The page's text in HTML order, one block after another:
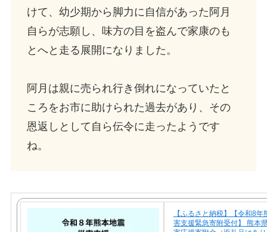
けて、幼少期から脚力に自信があった阿月
自らが志願し、味方の目を盗んで家康のも
とへと走る展開になりました。
阿月は親に売られ行き倒れになっていたと
ころをお市に助けられた過去があり、その
恩返しとして自ら伝令に走ったようです
ね。
【ふるさと納税】【令和8年
害支援緊急寄附受付】 熊本